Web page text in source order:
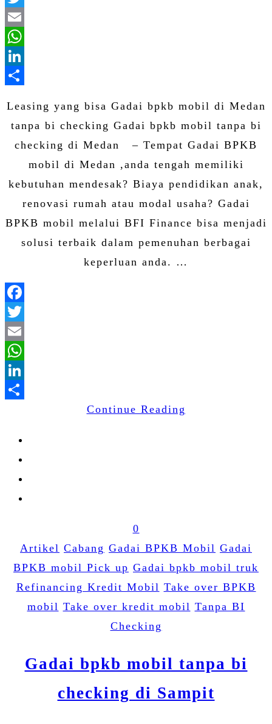
Leasing yang bisa Gadai bpkb mobil di Medan
tanpa bi checking Gadai bpkb mobil tanpa bi
checking di Medan – Tempat Gadai BPKB
mobil di Medan ,anda tengah memiliki
kebutuhan mendesak? Biaya pendidikan anak,
renovasi rumah atau modal usaha? Gadai
BPKB mobil melalui BFI Finance bisa menjadi
solusi terbaik dalam pemenuhan berbagai
keperluan anda. …
Share
Continue Reading
0
Artikel Cabang Gadai BPKB Mobil Gadai
BPKB mobil Pick up Gadai bpkb mobil truk
Refinancing Kredit Mobil Take over BPKB
mobil Take over kredit mobil Tanpa BI
Checking
Gadai bpkb mobil tanpa bi
checking di Sampit